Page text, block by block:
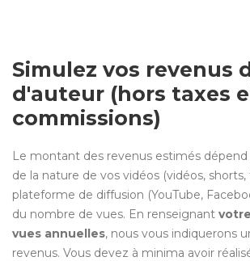
Simulez vos revenus
d'auteur (hors taxes
commissions)
Le montant des revenus estimés
de la nature de vos vidéos (vidéos, shorts,
plateforme de diffusion (YouTube,
du nombre de vues. En renseignant
vues annuelles, nous vous indiquerons
revenus. Vous devez à minima avoir